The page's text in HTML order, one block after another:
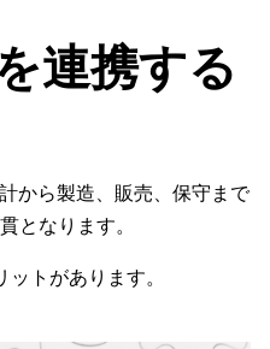
連携する
から製造、販売、保守まで
となります。
トがあります。